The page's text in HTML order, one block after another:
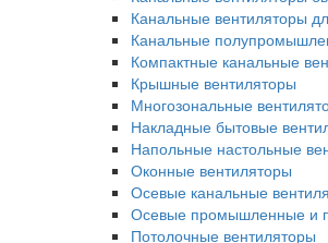
Канальные вентиляторы
Канальные
Компактные канальные
Крышные вентиляторы
Многозональные
Накладные бытовые
Напольные настольные
Оконные вентиляторы
Осевые канальные
Осевые промышленные и
Потолочные вентиляторы